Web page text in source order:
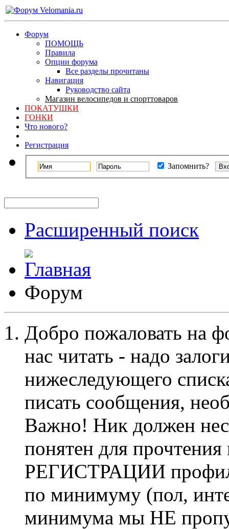
Форум
ПОМОЩЬ
Правила
Опции форума
Все разделы прочитаны
Навигация
Руководство сайта
Магазин велосипедов и спорттоваров
ПОКАТУШКИ
ГОНКИ
Что нового?
Регистрация
Запомнить?
Расширенный поиск
Форум
Добро пожаловать на
нас читать - надо
нижеследующего
писать сообщения,
Важно! Ник должен
понятен для
РЕГИСТРАЦИИ профиль
по минимуму (пол,
минимума мы НЕ